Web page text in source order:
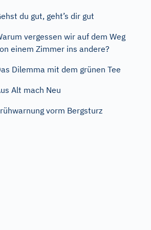
du gut, geht’s dir gut
vergessen wir auf dem Weg
einem Zimmer ins andere?
Dilemma mit dem grünen Tee
Alt mach Neu
vorm Bergsturz